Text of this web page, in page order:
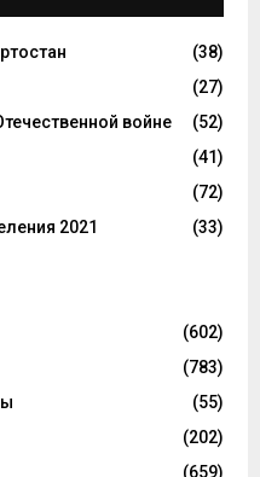
(38)
(27)
войне
(52)
(41)
(72)
2021
(33)
(602)
(783)
(55)
(202)
(659)